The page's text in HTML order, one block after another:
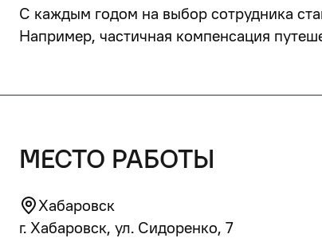
С каждым годом на выбор сотрудника
Например, частичная компенсация
место работы
Хабаровск
г. Хабаровск, ул. Сидоренко, 7